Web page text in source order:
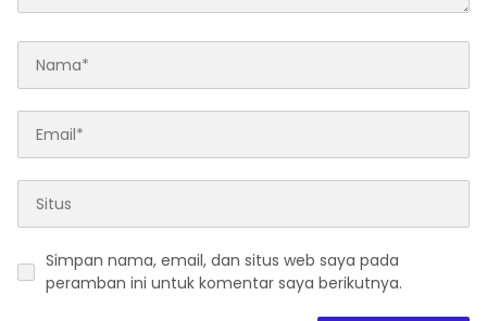
Simpan nama, email, dan situs web saya pada
peramban ini untuk komentar saya berikutnya.